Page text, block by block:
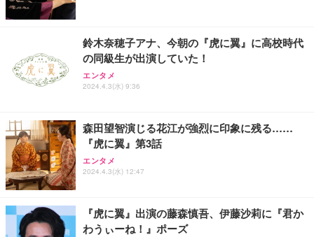
務用 おしゃれ パソコンチェア (ホワイト)
ANDWINT オフィスチェア デスクチェア 肘なし メ
ッシュ 通気性 ランバーサポート付き 腰サポート ガ
ス圧無段階昇降 360度回転 キャスター付き コンパク
【MiniLED/24.5inch/280Hz/FHD】GRAPHT THE S
HOOTER Gaming Monitor 24” Essential ゲーミン
グモニター QD 24.5インチ 1ms FHD 量子ドット 残
アイリスオーヤマ ペットシーツ 超厚型 お徳用 レギ
ュラー 200枚入【Amazon.co.jp限定】
鈴木奈穂子アナ、今朝の『虎に翼』に高校時代
の同級生が出演していた！
エンタメ
2024.4.3(水) 9:36
森田望智演じる花江が強烈に印象に残る……
『虎に翼』第3話
エンタメ
2024.4.3(水) 12:47
『虎に翼』出演の藤森慎吾、伊藤沙莉に『君か
わうぃーね！』ポーズ